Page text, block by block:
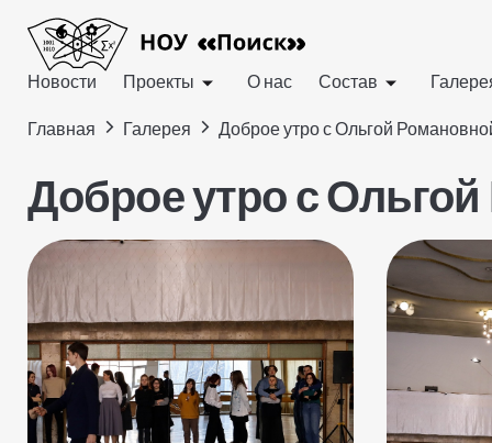
Новости Проекты О нас Состав
Главная > Галерея > Доброе утро с Ольгой
Доброе утро с